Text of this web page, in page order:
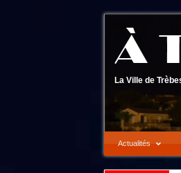
La Ville de
Actualités